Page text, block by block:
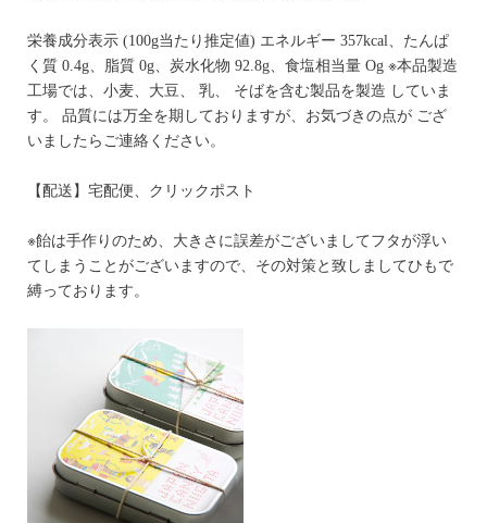
栄養成分表示 (100g当たり推定値) エネルギー 357kcal、たんぱ
く質 0.4g、脂質 0g、炭水化物 92.8g、食塩相当量 Og ※本品製造
工場では、小麦、大豆、 乳、 そばを含む製品を製造 していま
す。 品質には万全を期しておりますが、お気づきの点が ござ
いましたらご連絡ください。
【配送】宅配便、クリックポスト
※飴は手作りのため、大きさに誤差がございましてフタが浮い
てしまうことがございますので、その対策と致しましてひもで
縛っております。